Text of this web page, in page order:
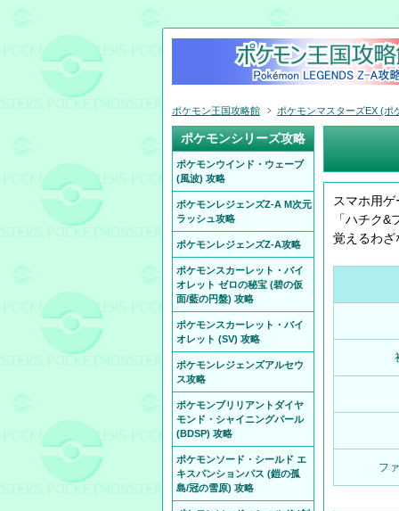
スマホ用
「ハチク
覚えるわざ
フ
ポケモン王国攻略館 ポケモンマスターズEX (ポ
ポケモンシリーズ攻略
ポケモンウインド・ウェーブ
(風波) 攻略
ポケモンレジェンズZ-A M次元
ラッシュ攻略
ポケモンレジェンズZ-A攻略
ポケモンスカーレット・バイ
オレット ゼロの秘宝 (碧の仮
面/藍の円盤) 攻略
ポケモンスカーレット・バイ
オレット (SV) 攻略
ポケモンレジェンズアルセウ
ス攻略
ポケモンブリリアントダイヤ
モンド・シャイニングパール
(BDSP) 攻略
ポケモンソード・シールド エ
キスパンションパス (鎧の孤
島/冠の雪原) 攻略